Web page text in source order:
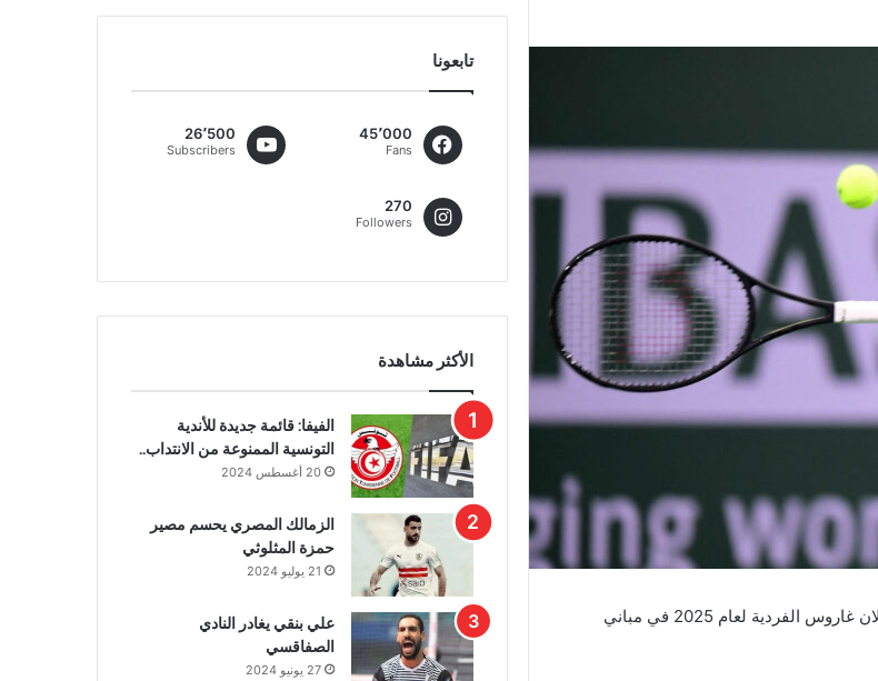
أقيمت اليوم الخميس 22 ماي 2025، قرعة الجدول الرئيسي لبطولة رولان غاروس الفردية لعام 2025 في مباني
تابعونا
45٬000
Fans
26٬500
Subscribers
270
Followers
الأكثر مشاهدة
الفيفا: قائمة جديدة للأندية
التونسية الممنوعة من الانتداب..
20 أغسطس 2024
الزمالك المصري يحسم مصير
حمزة المثلوثي
21 يوليو 2024
علي بنقي يغادر النادي
الصفاقسي
27 يونيو 2024